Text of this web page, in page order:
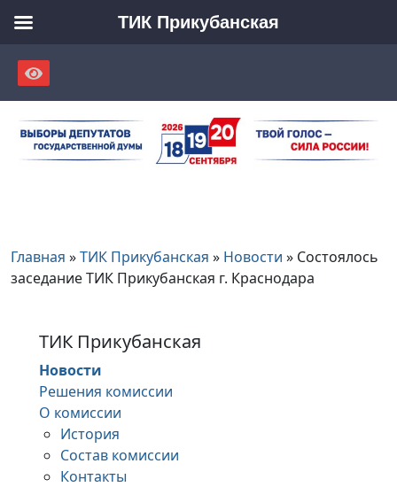
content
Главная »ТИК Прикубанская » Новости » Состоялось
заседание ТИК Прикубанская г. Краснодара
ТИК Прикубанская
Новости
Решения комиссии
О комиссии
История
Состав комиссии
Контакты
ТИК Прикубанская